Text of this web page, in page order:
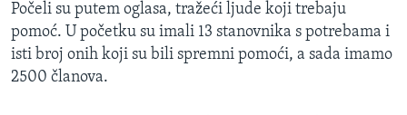
Počeli su putem oglasa, tražeći ljude koji trebaju
pomoć. U početku su imali 13 stanovnika s potrebama i
isti broj onih koji su bili spremni pomoći, a sada imamo
2500 članova.